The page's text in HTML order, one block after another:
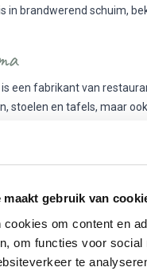
maakt gebruik van
cookies om content en
om functies voor social
te
in brandwerend schuim,
is een fabrikant van
stoelen en tafels, maar
met bekende designers
Hannes Wettstein en
kenmerken zich door
modellen is Lapalma
onder
en duurzaamheid.